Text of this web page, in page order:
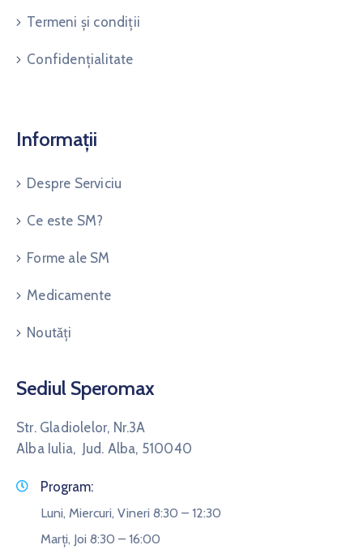
Termeni și condiții
Confidențialitate
Informații
Despre Serviciu
Ce este SM?
Forme ale SM
Medicamente
Noutăți
Sediul Speromax
Str. Gladiolelor, Nr.3A
Alba Iulia, Jud. Alba, 510040
Program:
Luni, Miercuri, Vineri 8:30 – 12:30
Marți, Joi 8:30 – 16:00